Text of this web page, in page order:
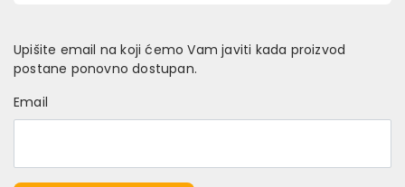
Upišite email na koji ćemo Vam javiti kada proizvod
postane ponovno dostupan.
Email